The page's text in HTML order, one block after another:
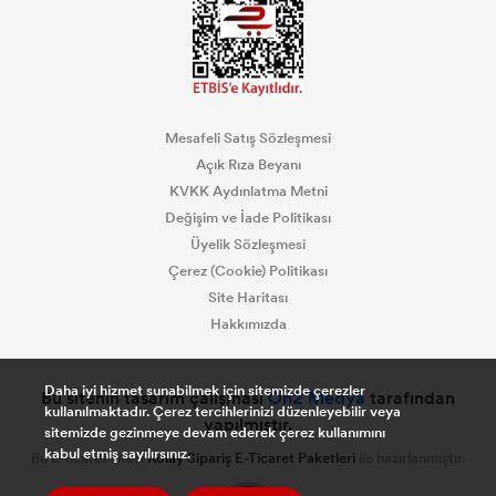
Mesafeli Satış Sözleşmesi
Açık Rıza Beyanı
KVKK Aydınlatma Metni
Değişim ve İade Politikası
Üyelik Sözleşmesi
Çerez (Cookie) Politikası
Site Haritası
Hakkımızda
Bu sitenin tasarım çalışmasıOn2 Medyatarafından
yapılmıştır.
Bu e-ticaret sitesiKolay Sipariş E-Ticaret Paketleri
Daha iyi hizmet sunabilmek için sitemizde çerezler
kullanılmaktadır. Çerez tercihlerinizi düzenleyebilir veya
sitemizde gezinmeye devam ederek çerez kullanımını
kabul etmiş sayılırsınız.
CADENCE KUMAŞ BOYALARI
DESEN KUMAŞ BOYALARI
DESEN KUMAŞ KONTÜR
CADENCE ESKİTME BOYALAR
CADENCE HARMONY AKRİLİK BOYA
CADENCE REFLECTIQUE EFFECT BOYA
CADENCE STYLE MAT AKRİLİK BOYA
CADENCE PARMAK YALDIZLAR